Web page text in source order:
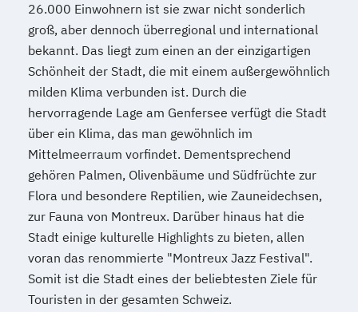
26.000 Einwohnern ist sie zwar nicht sonderlich
groß, aber dennoch überregional und international
bekannt. Das liegt zum einen an der einzigartigen
Schönheit der Stadt, die mit einem außergewöhnlich
milden Klima verbunden ist. Durch die
hervorragende Lage am Genfersee verfügt die Stadt
über ein Klima, das man gewöhnlich im
Mittelmeerraum vorfindet. Dementsprechend
gehören Palmen, Olivenbäume und Südfrüchte zur
Flora und besondere Reptilien, wie Zauneidechsen,
zur Fauna von Montreux. Darüber hinaus hat die
Stadt einige kulturelle Highlights zu bieten, allen
voran das renommierte "Montreux Jazz Festival".
Somit ist die Stadt eines der beliebtesten Ziele für
Touristen in der gesamten Schweiz.